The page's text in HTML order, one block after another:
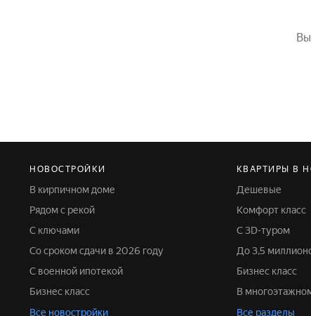
НОВОСТРОЙКИ
В кирпичном доме
Рядом с рекой
С ключами
Со сроком сдачи в 2026 году
С военной ипотекой
Бизнес класс
Все новостройки
КВАРТИРЫ В
Дешевые
Комфорт класс
С 3D-туром
До 3,5
Бизнес класс
В
Все разделы